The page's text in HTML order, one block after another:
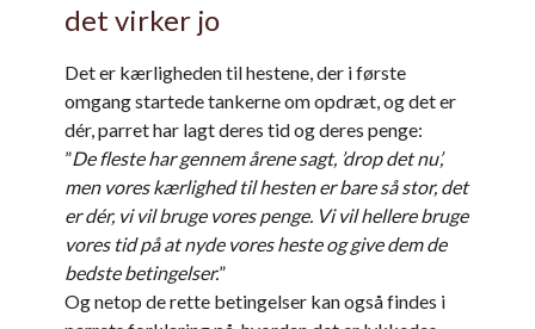
det virker jo
Det er kærligheden til hestene, der i første
omgang startede tankerne om opdræt, og det er
dér, parret har lagt deres tid og deres penge:
”De fleste har gennem årene sagt, ’drop det nu’,
men vores kærlighed til hesten er bare så stor, det
er dér, vi vil bruge vores penge. Vi vil hellere bruge
vores tid på at nyde vores heste og give dem de
bedste betingelser.”
Og netop de rette betingelser kan også findes i